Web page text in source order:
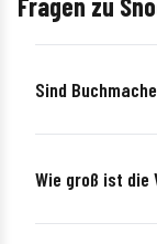
Sind
Wie groß ist die